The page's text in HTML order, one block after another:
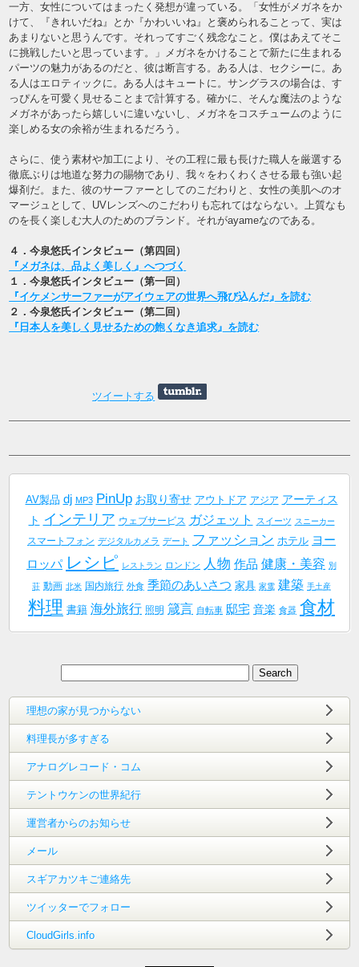
一方、女性についてはまったく発想が違っている。「女性がメガネをか
けて、『きれいだね』とか『かわいいね』と褒められることって、実は
あまりないと思うんです。それってすごく残念なこと。僕はあえてそこ
に挑戦したいと思っています。」メガネをかけることで新たに生まれる
パーツの魅力があるのだと、彼は断言する。ある人は、セクシーに。あ
る人はエロティックに。ある人はキュートに。サングラスの場合は、す
っぴんを可愛く見せることまで計算する。確かに、そんな魔法のような
メガネがあったら嬉しいに違いないし、メガネをコスチュームのように
楽しめる女の余裕が生まれるだろう。
さらに、使う素材や加工により、その工程に最も長けた職人を厳選する
徹底ぶりは地道な努力の賜物であり、我々をわくわくさせる最も強い起
爆剤だ。また、彼のサーファーとしてのこだわりと、女性の美肌へのオ
マージュとして、UVレンズへのこだわりも忘れてはならない。上質なも
のを長く楽しむ大人のためのブランド。それがayameなのである。
４．今泉悠氏インタビュー（第四回）
『メガネは、品よく美しく』へつづく
１．今泉悠氏インタビュー（第一回）
『イケメンサーファーがアイウェアの世界へ飛び込んだ』を読む
２．今泉悠氏インタビュー（第二回）
『日本人を美しく見せるための飽くなき追求』を読む
ツイートする
AV製品 dj MP3 PinUp お取り寄せ アウトドア アジア アーティス
ト インテリア ウェブサービス ガジェット スイーツ スニーカー
スマートフォン デジタルカメラ デート ファッション ホテル ヨー
ロッパ レシピ レストラン ロンドン 人物 作品 健康・美容 別
荘 動画 北米 国内旅行 外食 季節のあいさつ 家具 家電 建築 手土産
料理 書籍 海外旅行 照明 箴言 自転車 邸宅 音楽 食器 食材
理想の家が見つからない
料理長が多すぎる
アナログレコード・コム
テントウケンの世界紀行
運営者からのお知らせ
メール
スギアカツキご連絡先
ツイッターでフォロー
CloudGirls.info